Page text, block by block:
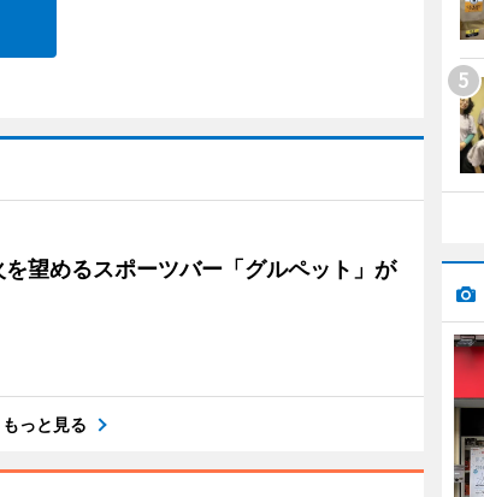
望めるスポーツバー「グルペット」が
もっと見る